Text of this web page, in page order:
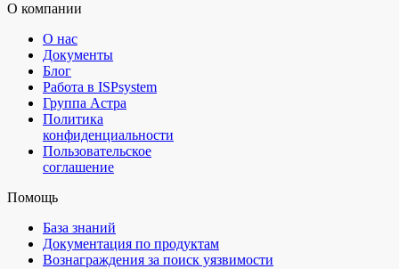
О компании
О нас
Документы
Блог
Работа в ISPsystem
Группа Астра
Политика
конфиденциальности
Пользовательское
соглашение
Помощь
База знаний
Документация по продуктам
Вознаграждения за поиск уязвимости